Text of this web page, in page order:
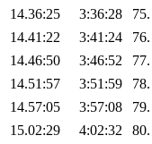
14.36:25
3:36:28 75.
14.41:22
3:41:24 76.
14.46:50
3:46:52 77.
14.51:57
3:51:59 78.
14.57:05
3:57:08 79.
15.02:29
4:02:32 80.